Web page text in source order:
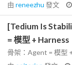
由 reneezhu 發文
[Tedium Is
= 模型 +
骨架：Agent = 模型